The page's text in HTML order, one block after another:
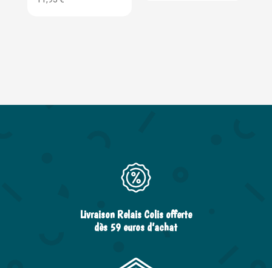
Livraison Relais Colis offerte
dès 59 euros d’achat